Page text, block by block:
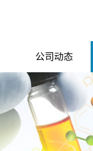
公司动态